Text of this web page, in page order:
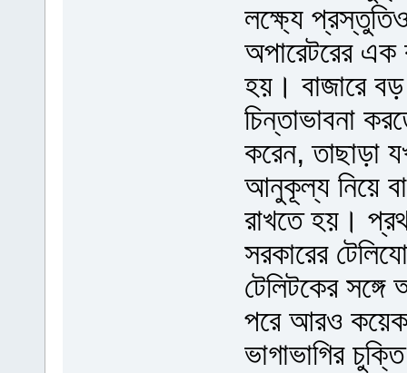
লক্ষ্যে
অপারেটরের এক
হয়। বাজারে
চিন্তাভাবনা
করেন, তাছাড়া
আনুকূল্য নিয়ে
রাখতে হয়।
সরকারের
টেলিটকের
পরে আরও
ভাগাভাগির